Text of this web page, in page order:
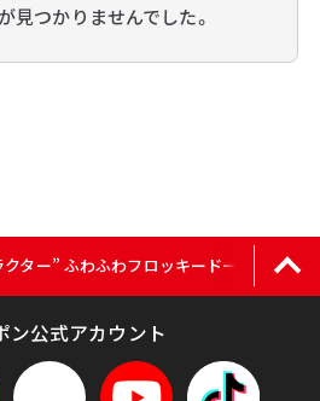
見つかりませんでした。
ター” ふわふわフロッキードール｜全国
ン公式アカウント